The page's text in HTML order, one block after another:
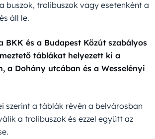
buszok, trolibuszok vagy esetenként a
áll le.
BKK és a Budapest Közút szabályos
táblákat helyezett ki a
a Dohány utcában és a Wesselényi
szerint a táblák révén a belvárosban
a trolibuszok és ezzel együtt az